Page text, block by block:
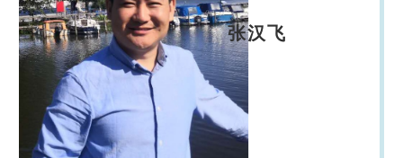
张汉飞